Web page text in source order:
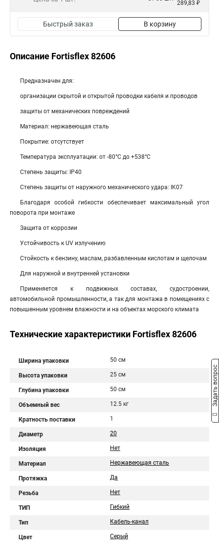
289,83 ₽
Быстрый заказ В корзину
Описание Fortisflex 82606
Предназначен для:
организации скрытой и открытой проводки кабеля и проводов
защиты от механических повреждений
Материал: нержавеющая сталь
Покрытие: отсутствует
Температура эксплуатации: от -80°С до +538°С
Степень защиты: IP40
Степень защиты от наружного механического удара: IK07
Благодаря особой гибкости обеспечивает максимальный угол
поворота при монтаже
Защита от коррозии
Устойчивость к UV излучению
Стойкость к бензину, маслам, разбавленным кислотам и щелочам
Для наружной и внутренней установки
Применяется к подвижных составах, судостроении,
автомобильной промышленности, а так для монтажа в помещениях с
повышенным уровнем влажности и на объектах морского климата
Технические характеристики Fortisflex 82606
Ширина упаковки 50 см
Высота упаковки 25 см
Глубина упаковки 50 см
Объемный вес 12.5 кг
Кратность поставки 1
Диаметр 20
Изоляция Нет
Материал Нержавеющая сталь
Протяжка Да
Резьба Нет
ТИП Гибкий
Тип Кабель-канал
Цвет Серый
Задать вопрос